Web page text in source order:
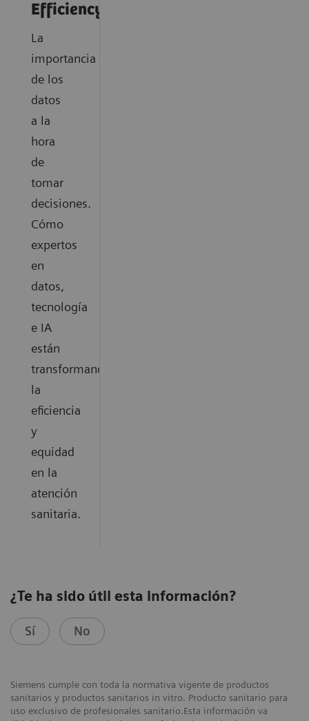
Efficiency
La
importancia
de los
datos
a la
hora
de
tomar
decisiones.
Cómo
expertos
en
datos,
tecnología
e IA
están
transformando
la
eficiencia
y
equidad
en la
atención
sanitaria.
¿Te ha sido útil esta información?
Sí No
Siemens cumple con toda la normativa vigente de productos
sanitarios y productos sanitarios in vitro. Producto sanitario para
uso exclusivo de profesionales sanitario.Esta información va